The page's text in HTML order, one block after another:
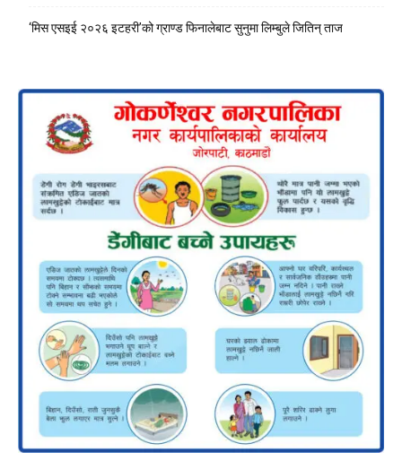
‘मिस एसइई २०२६ इटहरी’को ग्राण्ड फिनालेबाट सुनुमा लिम्बुले जितिन् ताज